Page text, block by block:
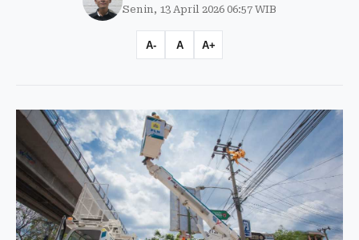
Senin, 13 April 2026 06:57 WIB
A- A A+